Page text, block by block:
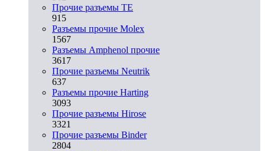
Прочие разъемы TE
915
Разъемы прочие Molex
1567
Разъемы Amphenol прочие
3617
Прочие разъемы Neutrik
637
Разъемы прочие Harting
3093
Прочие разъемы Hirose
3321
Прочие разъемы Binder
2804